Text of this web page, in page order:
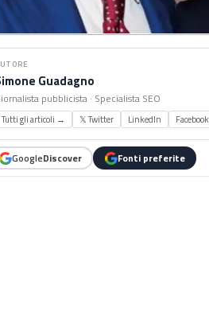
Guadagno
pubblicista · Specialista SEO
Tutti gli articoli → 𝕏 Twitter LinkedIn Facebook
GoogleDiscover Fonti preferite